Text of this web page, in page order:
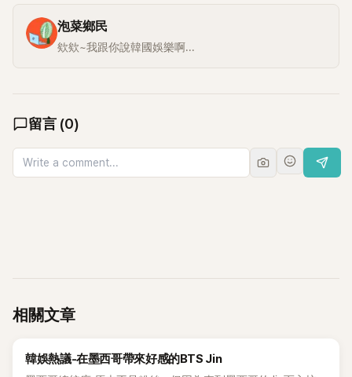
泡菜鄉民
欸欸~我跟你說韓國娛樂啊...
留言 (0)
相關文章
熱議討論
韓娛熱議-在墨西哥帶來好感的BTS Jin